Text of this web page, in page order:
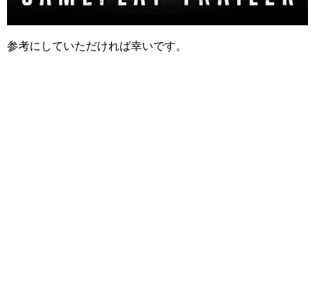
参考にしていただければ幸いです。